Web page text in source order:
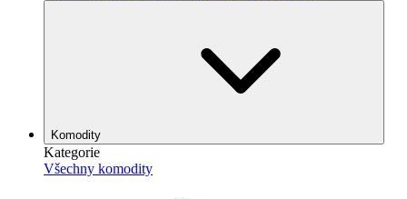
Komodity
Kategorie
Všechny komodity